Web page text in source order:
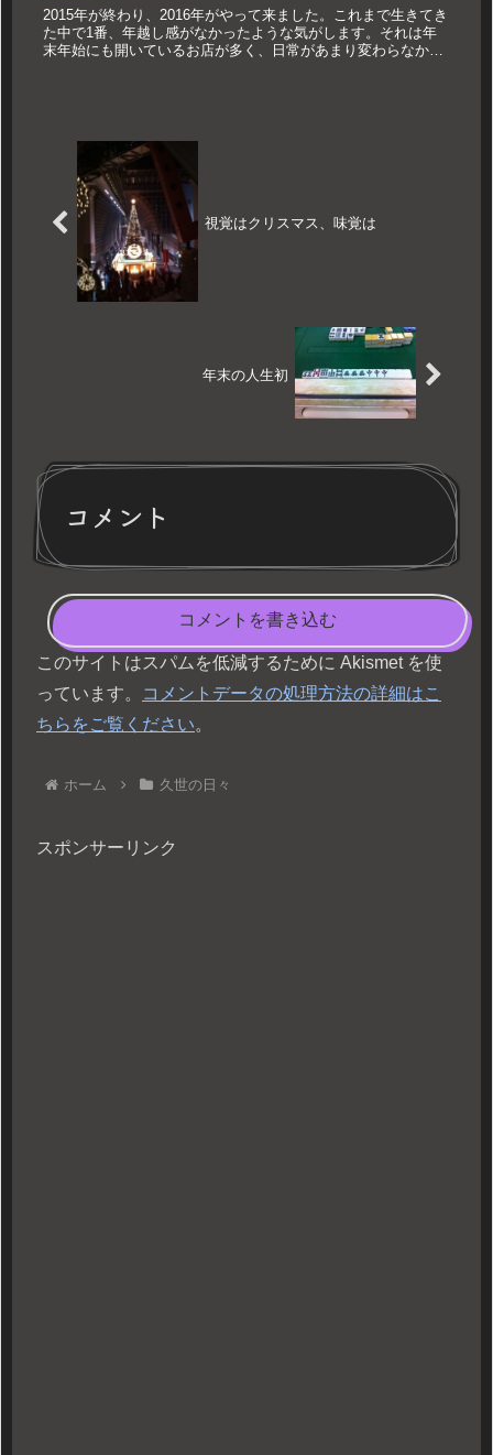
2015年が終わり、2016年がやって来ました。これまで生きてき
た中で1番、年越し感がなかったような気がします。それは年
末年始にも開いているお店が多く、日常があまり変わらなかっ
視覚はクリスマス、味覚は
年末の人生初
コメント
コメントを書き込む
このサイトはスパムを低減するために Akismet を使
っています。
コメントデータの処理方法の詳細はこ
ちらをご覧ください。
ホーム 久世の日々
スポンサーリンク